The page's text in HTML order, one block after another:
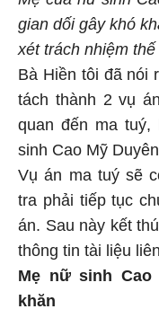
gian dối gây khó
xét trách nhiệm
Bà Hiền tôi đã nói
tách thành 2 vụ
quan đến ma
sinh Cao Mỹ Duyên.
Vụ án ma tuý sẽ
tra phải tiếp tục
án. Sau này kết
thông tin tài liệu
Mẹ nữ sinh
khăn